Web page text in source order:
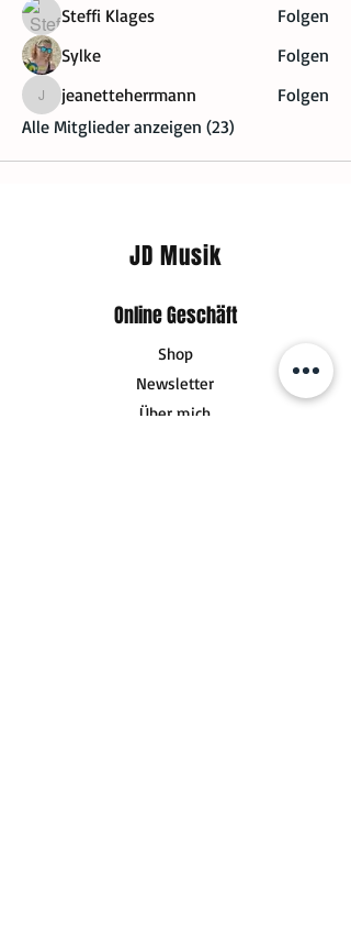
Steffi Klages
Folgen
Sylke
Folgen
jeanetteherrmann
jeanetteherrmann
Folgen
Alle Mitglieder anzeigen (23)
JD Musik
Online Geschäft
Shop
Newsletter
Über mich